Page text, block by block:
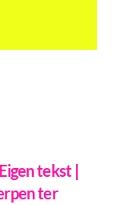
tekst |
ter